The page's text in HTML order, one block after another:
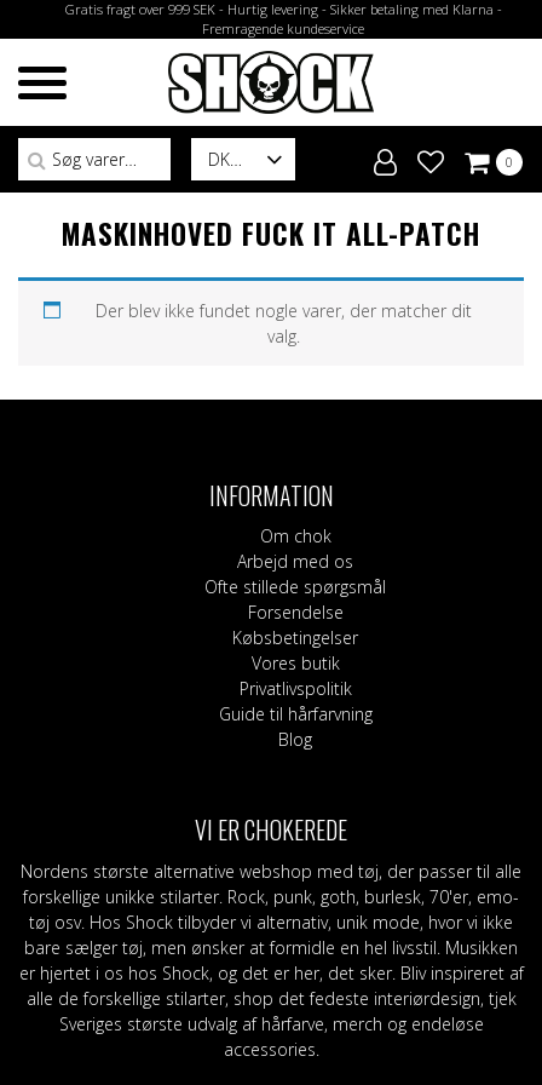
Gratis fragt over 999 SEK - Hurtig levering - Sikker betaling med Klarna -
Fremragende kundeservice
DK
Søg efter:
0
MASKINHOVED FUCK IT ALL-PATCH
Der blev ikke fundet nogle varer, der matcher dit
valg.
INFORMATION
Om chok
Arbejd med os
Ofte stillede spørgsmål
Forsendelse
Købsbetingelser
Vores butik
Privatlivspolitik
Guide til hårfarvning
Blog
VI ER CHOKEREDE
Nordens største alternative webshop med tøj, der passer til alle
forskellige unikke stilarter. Rock, punk, goth, burlesk, 70'er, emo-
tøj osv. Hos Shock tilbyder vi alternativ, unik mode, hvor vi ikke
bare sælger tøj, men ønsker at formidle en hel livsstil. Musikken
er hjertet i os hos Shock, og det er her, det sker. Bliv inspireret af
alle de forskellige stilarter, shop det fedeste interiørdesign, tjek
Sveriges største udvalg af hårfarve, merch og endeløse
accessories.